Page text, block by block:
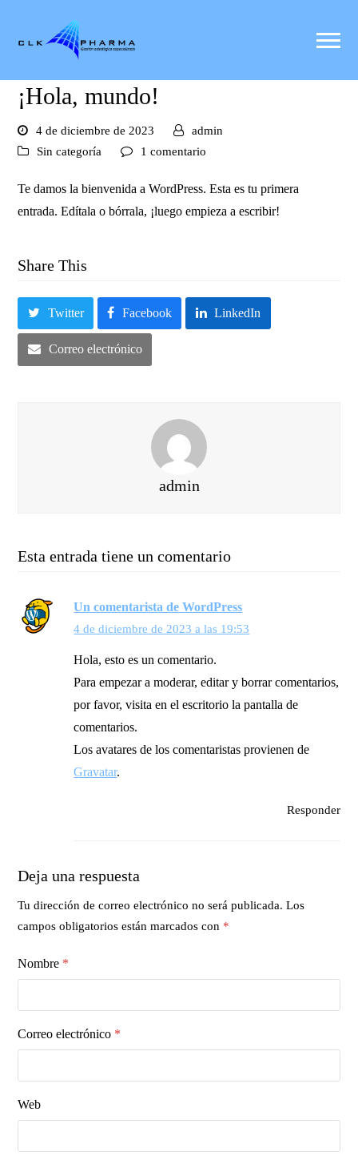
¡Hola, mundo!
4 de diciembre de 2023
admin
Sin categoría
1 comentario
Te damos la bienvenida a WordPress. Esta es tu primera
entrada. Edítala o bórrala, ¡luego empieza a escribir!
Share This
Twitter Facebook LinkedIn
Correo electrónico
admin
Esta entrada tiene un comentario
Un comentarista de WordPress
4 de diciembre de 2023 a las 19:53
Hola, esto es un comentario.
Para empezar a moderar, editar y borrar comentarios,
por favor, visita en el escritorio la pantalla de
comentarios.
Los avatares de los comentaristas provienen de
Gravatar.
Responder
Deja una respuesta
Tu dirección de correo electrónico no será publicada. Los
campos obligatorios están marcados con *
Nombre *
Correo electrónico *
Web